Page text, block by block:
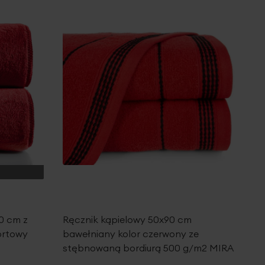
cm z
Ręcznik kąpielowy 50x90 cm
bawełniany kolor czerwony ze
stębnowaną bordiurą 500 g/m2 MIRA